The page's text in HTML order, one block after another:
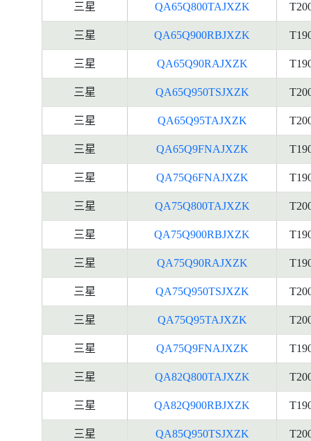
三星 QA65Q800TAJXZK
三星 QA65Q900RBJXZK
三星 QA65Q90RAJXZK
三星 QA65Q950TSJXZK
三星 QA65Q95TAJXZK
三星 QA65Q9FNAJXZK
三星 QA75Q6FNAJXZK
三星 QA75Q800TAJXZK
三星 QA75Q900RBJXZK
三星 QA75Q90RAJXZK
三星 QA75Q950TSJXZK
三星 QA75Q95TAJXZK
三星 QA75Q9FNAJXZK
三星 QA82Q800TAJXZK
三星 QA82Q900RBJXZK
三星 QA85Q950TSJXZK